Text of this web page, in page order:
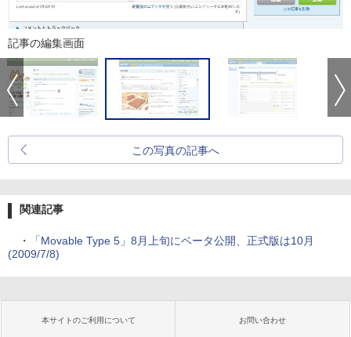
記事の編集画面
この写真の記事へ
関連記事
・
「Movable Type 5」8月上旬にベータ公開、正式版は10月
(2009/7/8)
本サイトのご利用について お問い合わせ